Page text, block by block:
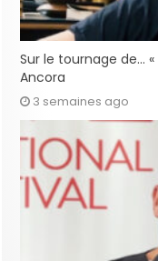
Sur le tournage de… «
Ancora
3 semaines ago